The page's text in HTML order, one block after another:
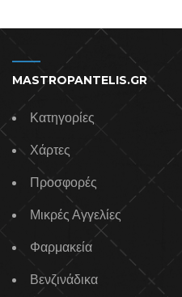
MASTROPANTELIS.GR
Κατηγορίες
Χάρτες
Προσφορές
Μικρές Αγγελίες
Φαρμακεία
Βενζινάδικα